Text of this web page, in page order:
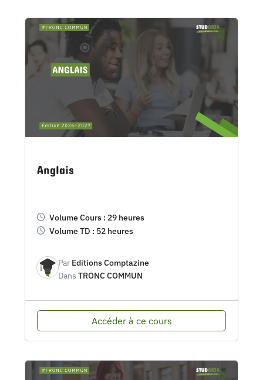
Anglais
Volume Cours : 29 heures
Volume TD : 52 heures
Par Editions Comptazine
Dans TRONC COMMUN
Accéder à ce cours